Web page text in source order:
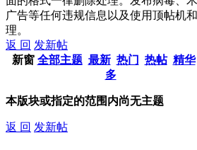
广告等任何违规信息以及使用顶帖机
理。
返 回 发新帖
新窗 全部主题 最新 热门 热帖 精华
多
本版块或指定的范围内尚无主题
返 回 发新帖